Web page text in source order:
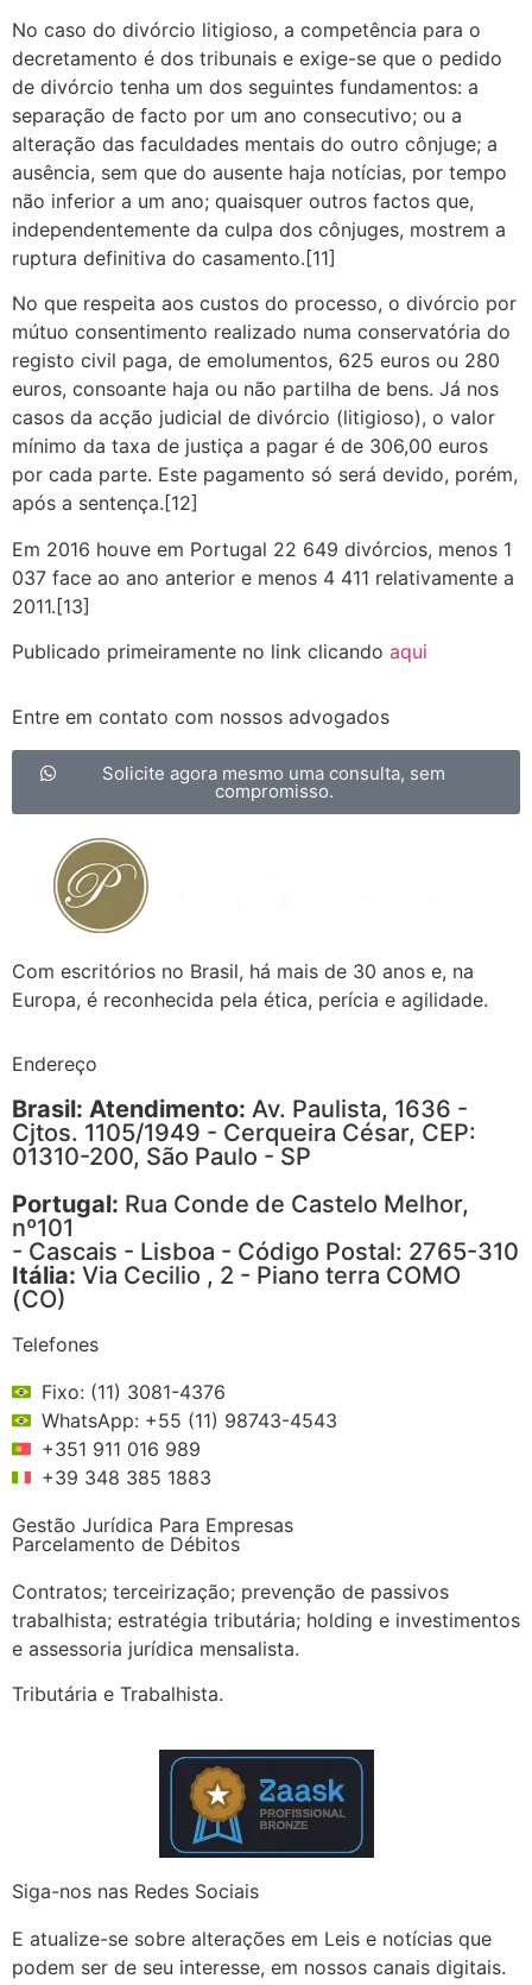
No caso do divórcio litigioso, a competência para o
decretamento é dos tribunais e exige-se que o pedido
de divórcio tenha um dos seguintes fundamentos: a
separação de facto por um ano consecutivo; ou a
alteração das faculdades mentais do outro cônjuge; a
ausência, sem que do ausente haja notícias, por tempo
não inferior a um ano; quaisquer outros factos que,
independentemente da culpa dos cônjuges, mostrem a
ruptura definitiva do casamento.[11]
No que respeita aos custos do processo, o divórcio por
mútuo consentimento realizado numa conservatória do
registo civil paga, de emolumentos, 625 euros ou 280
euros, consoante haja ou não partilha de bens. Já nos
casos da acção judicial de divórcio (litigioso), o valor
mínimo da taxa de justiça a pagar é de 306,00 euros
por cada parte. Este pagamento só será devido, porém,
após a sentença.[12]
Em 2016 houve em Portugal 22 649 divórcios, menos 1
037 face ao ano anterior e menos 4 411 relativamente a
2011.[13]
Publicado primeiramente no link clicando aqui
Entre em contato com nossos advogados
Solicite agora mesmo uma consulta, sem
compromisso.
Com escritórios no Brasil, há mais de 30 anos e, na
Europa, é reconhecida pela ética, perícia e agilidade.
Endereço
Brasil: Atendimento: Av. Paulista, 1636 -
Cjtos. 1105/1949 - Cerqueira César, CEP:
01310-200, São Paulo - SP
Portugal: Rua Conde de Castelo Melhor,
nº101
- Cascais - Lisboa - Código Postal: 2765-310
Itália: Via Cecilio , 2 - Piano terra COMO
(CO)
Telefones
Fixo: (11) 3081-4376
WhatsApp: +55 (11) 98743-4543
+351 911 016 989
+39 348 385 1883
Gestão Jurídica Para Empresas
Parcelamento de Débitos
Contratos; terceirização; prevenção de passivos
trabalhista; estratégia tributária; holding e investimentos
e assessoria jurídica mensalista.
Tributária e Trabalhista.
Siga-nos nas Redes Sociais
E atualize-se sobre alterações em Leis e notícias que
podem ser de seu interesse, em nossos canais digitais.